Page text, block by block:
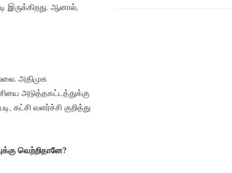
இருக்கிறது. ஆனால்,
அதிமுக
அடுத்தகட்டத்துக்கு
கட்சி வளர்ச்சி குறித்து
வெற்றிதானே?